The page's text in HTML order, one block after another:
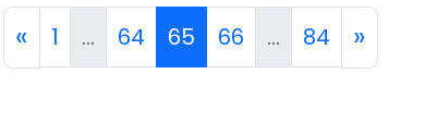
« 1 ... 64 65 66 ... 84 »